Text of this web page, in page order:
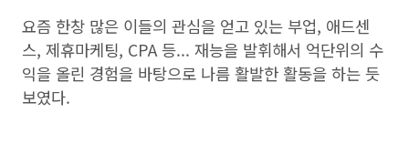
요즘 한창 많은 이들의 관심을 얻고 있는 부업, 애드센
스, 제휴마케팅, CPA 등... 재능을 발휘해서 억단위의 수
익을 올린 경험을 바탕으로 나름 활발한 활동을 하는 듯
보였다.